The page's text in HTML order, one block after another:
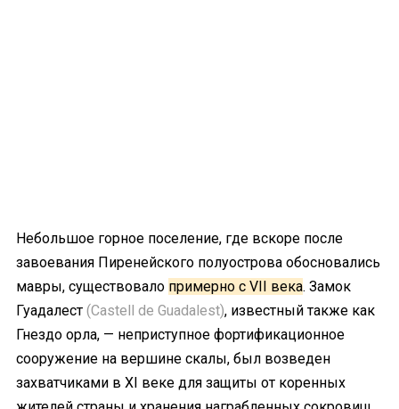
Небольшое горное поселение, где вскоре после
завоевания Пиренейского полуострова обосновались
мавры, существовало примерно с VII века. Замок
Гуадалест (Castell de Guadalest), известный также как
Гнездо орла, — неприступное фортификационное
сооружение на вершине скалы, был возведен
захватчиками в XI веке для защиты от коренных